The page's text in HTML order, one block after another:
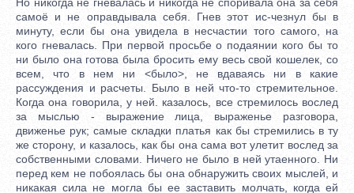
самоё и не оправдывала себя. Гнев этот ис-чезнул бы в
минуту, если бы она увидела в несчастии того самого, на
кого гневалась. При первой просьбе о подаянии кого бы то
ни было она готова была бросить ему весь свой кошелек, со
всем, что в нем ни <было>, не вдаваясь ни в какие
рассуждения и расчеты. Было в ней что-то стремительное.
Когда она говорила, у ней. казалось, все стремилось вослед
за мыслью - выражение лица, выраженье разговора,
движенье рук; самые складки платья как бы стремились в ту
же сторону, и казалось, как бы она сама вот улетит вослед за
собственными словами. Ничего не было в ней утаенного. Ни
перед кем не побоялась бы она обнаружить своих мыслей, и
никакая сила не могла бы ее заставить молчать, когда ей